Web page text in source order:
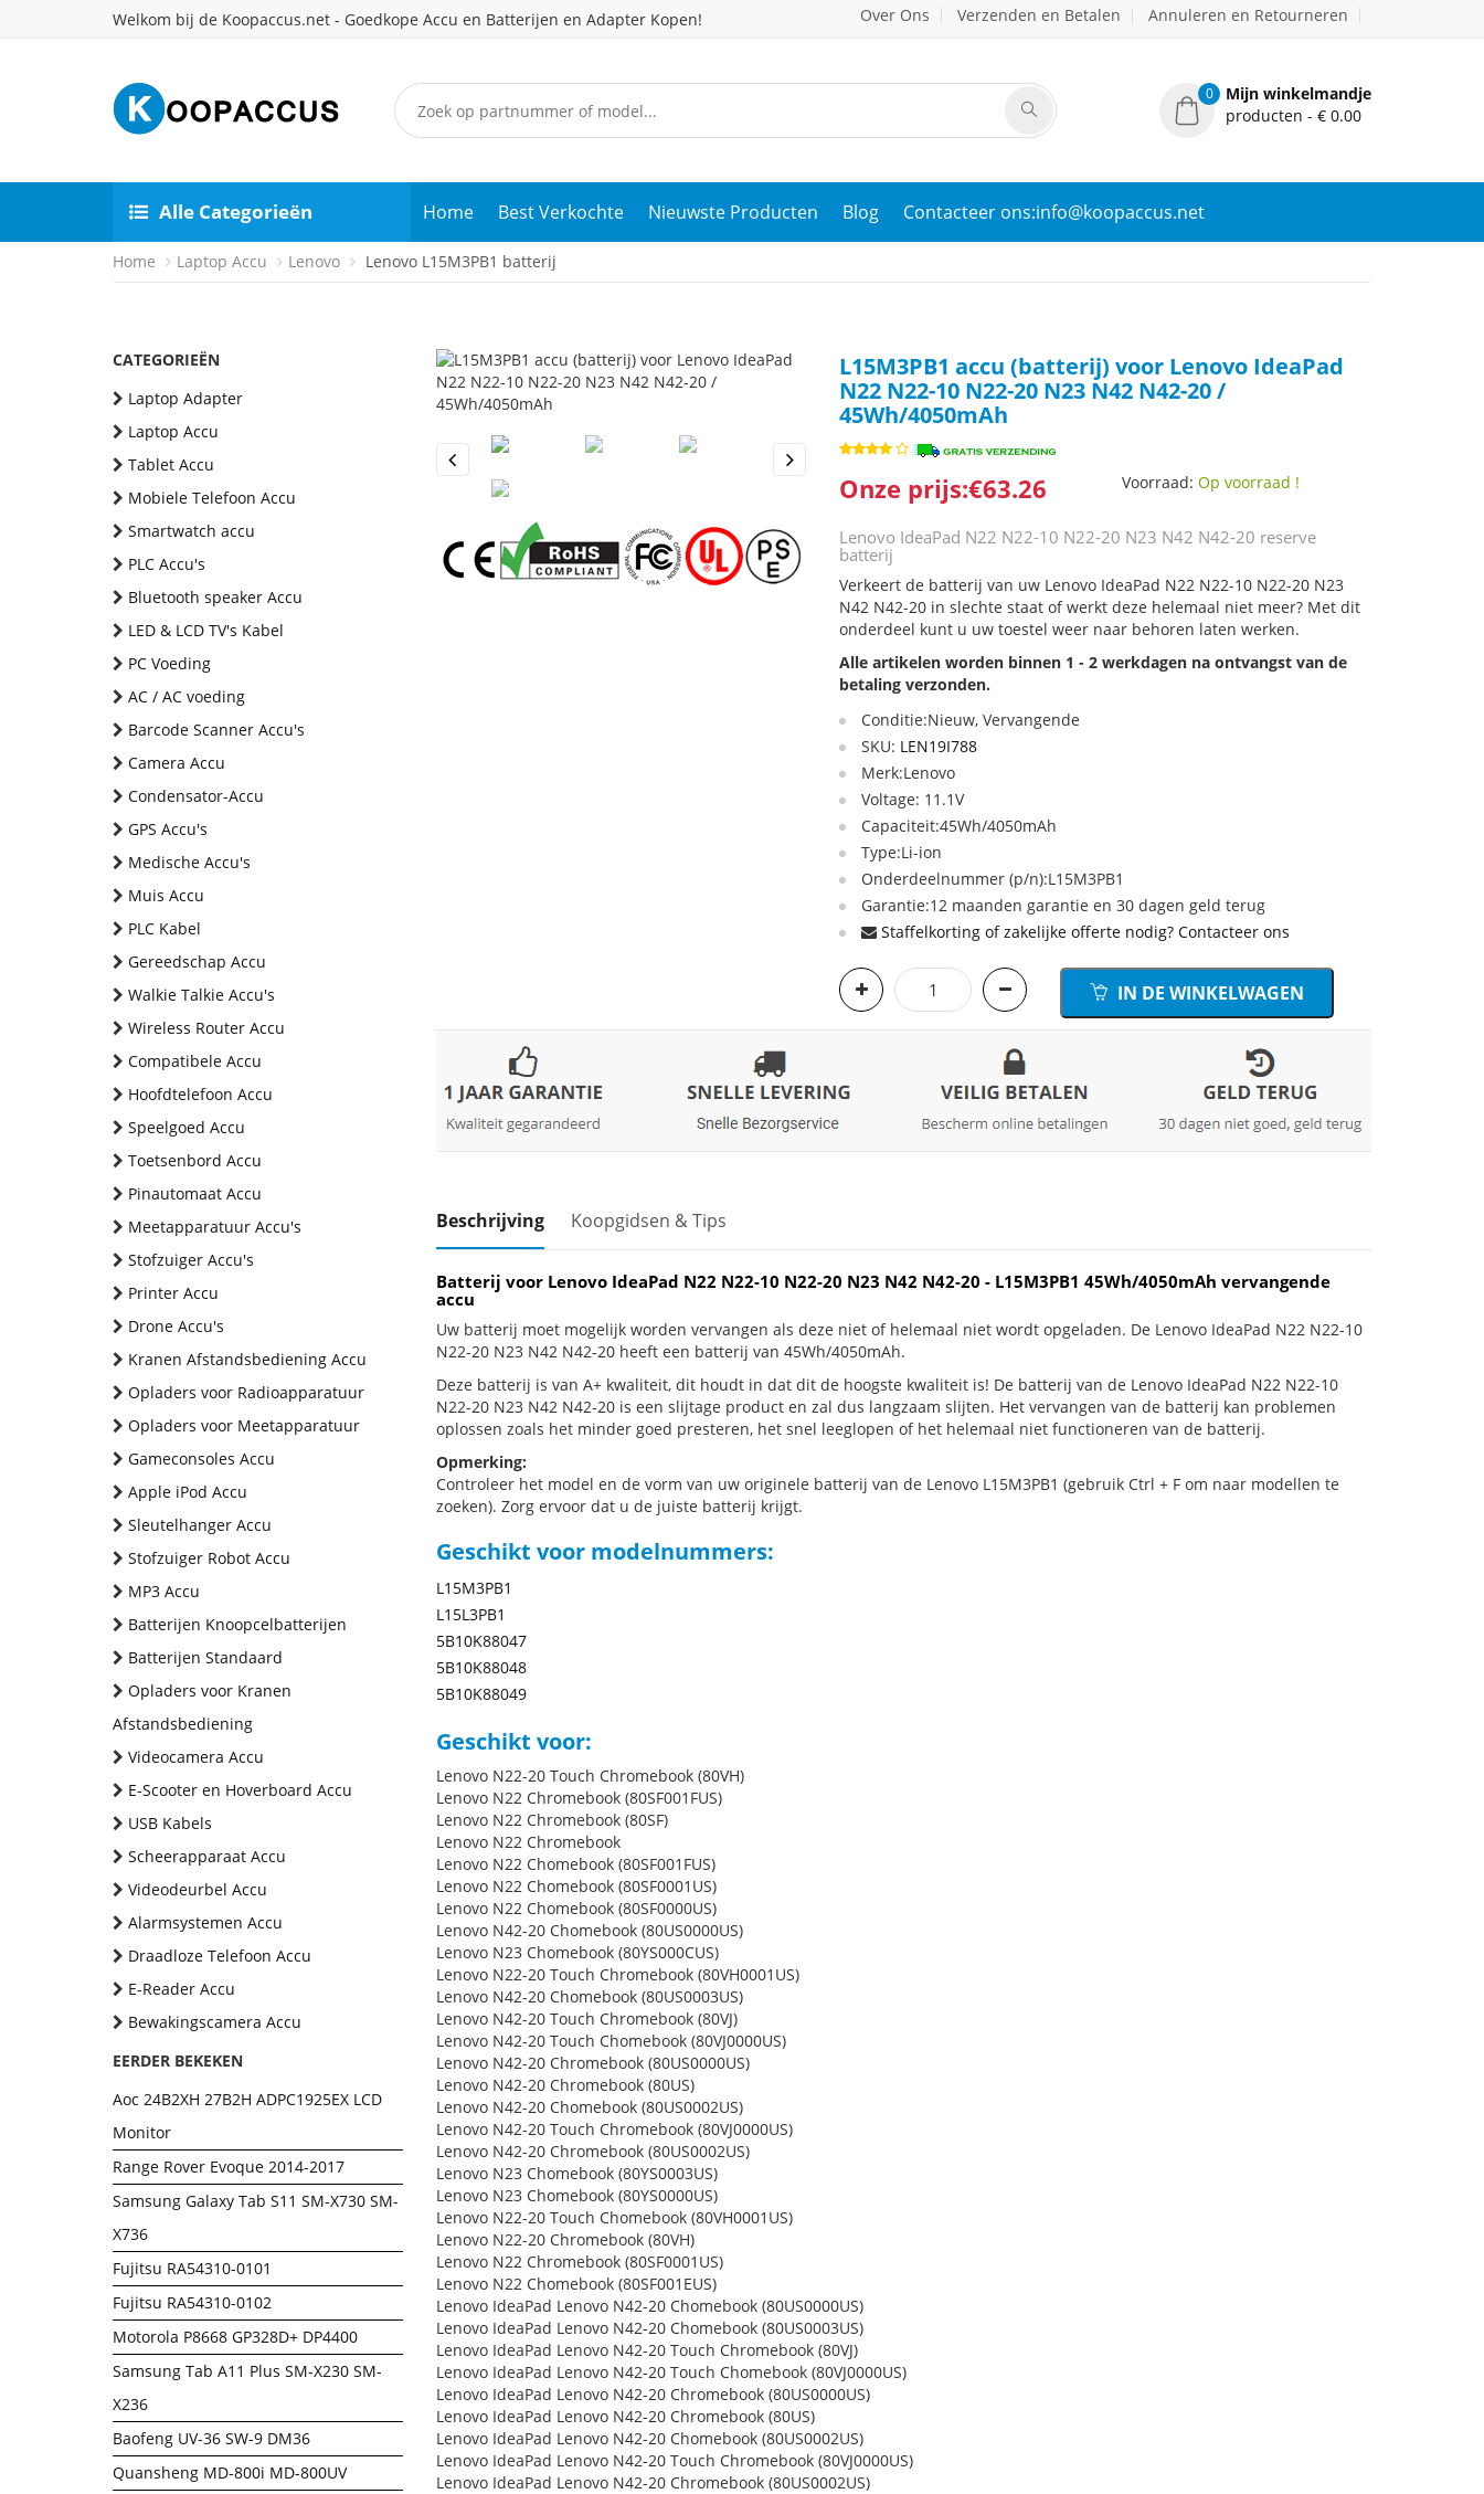
Welkom bij de Koopaccus.net - Goedkope Accu en Batterijen en Adapter Kopen! Over Ons Verzenden en Betalen Annuleren en Retourneren
0
Mijn winkelmandje
producten - € 0.00
Alle Categorieën Home Best Verkochte Nieuwste Producten Blog Contacteer ons:info@koopaccus.net
Home Laptop Accu Lenovo Lenovo L15M3PB1 batterij
CATEGORIEËN
Laptop Adapter
Laptop Accu
Tablet Accu
Mobiele Telefoon Accu
Smartwatch accu
PLC Accu's
Bluetooth speaker Accu
LED & LCD TV's Kabel
PC Voeding
AC / AC voeding
Barcode Scanner Accu's
Camera Accu
Condensator-Accu
GPS Accu's
Medische Accu's
Muis Accu
PLC Kabel
Gereedschap Accu
Walkie Talkie Accu's
Wireless Router Accu
Compatibele Accu
Hoofdtelefoon Accu
Speelgoed Accu
Toetsenbord Accu
Pinautomaat Accu
Meetapparatuur Accu's
Stofzuiger Accu's
Printer Accu
Drone Accu's
Kranen Afstandsbediening Accu
Opladers voor Radioapparatuur
Opladers voor Meetapparatuur
Gameconsoles Accu
Apple iPod Accu
Sleutelhanger Accu
Stofzuiger Robot Accu
MP3 Accu
Batterijen Knoopcelbatterijen
Batterijen Standaard
Opladers voor Kranen
Afstandsbediening
Videocamera Accu
E-Scooter en Hoverboard Accu
USB Kabels
Scheerapparaat Accu
Videodeurbel Accu
Alarmsystemen Accu
Draadloze Telefoon Accu
E-Reader Accu
Bewakingscamera Accu
EERDER BEKEKEN
Aoc 24B2XH 27B2H ADPC1925EX LCD
Monitor
Range Rover Evoque 2014-2017
Samsung Galaxy Tab S11 SM-X730 SM-
X736
Fujitsu RA54310-0101
Fujitsu RA54310-0102
Motorola P8668 GP328D+ DP4400
Samsung Tab A11 Plus SM-X230 SM-
X236
Baofeng UV-36 SW-9 DM36
Quansheng MD-800i MD-800UV
Previous
L15M3PB1 accu (batterij) voor Lenovo IdeaPad
N22 N22-10 N22-20 N23 N42 N42-20 /
45Wh/4050mAh
Onze prijs:€63.26 Voorraad:Op voorraad !
Lenovo IdeaPad N22 N22-10 N22-20 N23 N42 N42-20 reserve
batterij
Verkeert de batterij van uw Lenovo IdeaPad N22 N22-10 N22-20 N23
N42 N42-20 in slechte staat of werkt deze helemaal niet meer? Met dit
onderdeel kunt u uw toestel weer naar behoren laten werken.
Alle artikelen worden binnen 1 - 2 werkdagen na ontvangst van de
betaling verzonden.
Conditie:Nieuw, Vervangende
SKU: LEN19I788
Merk:Lenovo
Voltage: 11.1V
Capaciteit:45Wh/4050mAh
Type:Li-ion
Onderdeelnummer (p/n):L15M3PB1
Garantie:12 maanden garantie en 30 dagen geld terug
Staffelkorting of zakelijke offerte nodig? Contacteer ons
IN DE WINKELWAGEN
Beschrijving Koopgidsen & Tips
Batterij voor Lenovo IdeaPad N22 N22-10 N22-20 N23 N42 N42-20 - L15M3PB1 45Wh/4050mAh vervangende
accu
Uw batterij moet mogelijk worden vervangen als deze niet of helemaal niet wordt opgeladen. De Lenovo IdeaPad N22 N22-10
N22-20 N23 N42 N42-20 heeft een batterij van 45Wh/4050mAh.
Deze batterij is van A+ kwaliteit, dit houdt in dat dit de hoogste kwaliteit is! De batterij van de Lenovo IdeaPad N22 N22-10
N22-20 N23 N42 N42-20 is een slijtage product en zal dus langzaam slijten. Het vervangen van de batterij kan problemen
oplossen zoals het minder goed presteren, het snel leeglopen of het helemaal niet functioneren van de batterij.
Opmerking:
Controleer het model en de vorm van uw originele batterij van de Lenovo L15M3PB1 (gebruik Ctrl + F om naar modellen te
zoeken). Zorg ervoor dat u de juiste batterij krijgt.
Geschikt voor modelnummers:
L15M3PB1
L15L3PB1
5B10K88047
5B10K88048
5B10K88049
Geschikt voor:
Lenovo N22-20 Touch Chromebook (80VH)
Lenovo N22 Chromebook (80SF001FUS)
Lenovo N22 Chromebook (80SF)
Lenovo N22 Chromebook
Lenovo N22 Chomebook (80SF001FUS)
Lenovo N22 Chomebook (80SF0001US)
Lenovo N22 Chomebook (80SF0000US)
Lenovo N42-20 Chomebook (80US0000US)
Lenovo N23 Chomebook (80YS000CUS)
Lenovo N22-20 Touch Chromebook (80VH0001US)
Lenovo N42-20 Chomebook (80US0003US)
Lenovo N42-20 Touch Chromebook (80VJ)
Lenovo N42-20 Touch Chomebook (80VJ0000US)
Lenovo N42-20 Chromebook (80US0000US)
Lenovo N42-20 Chromebook (80US)
Lenovo N42-20 Chomebook (80US0002US)
Lenovo N42-20 Touch Chromebook (80VJ0000US)
Lenovo N42-20 Chromebook (80US0002US)
Lenovo N23 Chomebook (80YS0003US)
Lenovo N23 Chomebook (80YS0000US)
Lenovo N22-20 Touch Chomebook (80VH0001US)
Lenovo N22-20 Chromebook (80VH)
Lenovo N22 Chromebook (80SF0001US)
Lenovo N22 Chomebook (80SF001EUS)
Lenovo IdeaPad Lenovo N42-20 Chomebook (80US0000US)
Lenovo IdeaPad Lenovo N42-20 Chomebook (80US0003US)
Lenovo IdeaPad Lenovo N42-20 Touch Chromebook (80VJ)
Lenovo IdeaPad Lenovo N42-20 Touch Chomebook (80VJ0000US)
Lenovo IdeaPad Lenovo N42-20 Chromebook (80US0000US)
Lenovo IdeaPad Lenovo N42-20 Chromebook (80US)
Lenovo IdeaPad Lenovo N42-20 Chomebook (80US0002US)
Lenovo IdeaPad Lenovo N42-20 Touch Chromebook (80VJ0000US)
Lenovo IdeaPad Lenovo N42-20 Chromebook (80US0002US)